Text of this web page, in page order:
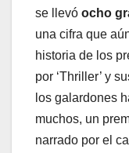
se llevó ocho
una cifra que
historia de los
por ‘Thriller’ y
los galardones
muchos, un
narrado por el